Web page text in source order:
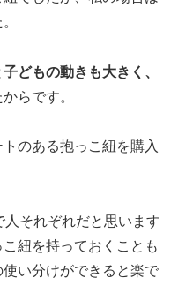
子どもの動きも大きく、
らです。
のある抱っこ紐を購入
それぞれだと思います
紐を持っておくことも
い分けができると楽で